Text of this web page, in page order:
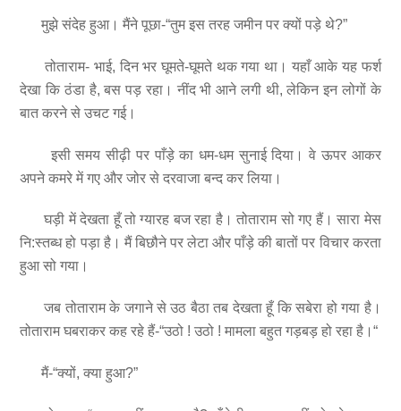
मुझे संदेह हुआ। मैंने पूछा-“तुम इस तरह जमीन पर क्यों पड़े थे?”
तोताराम- भाई, दिन भर घूमते-घूमते थक गया था। यहाँ आके यह फर्श
देखा कि ठंडा है, बस पड़ रहा। नींद भी आने लगी थी, लेकिन इन लोगों के
बात करने से उचट गई।
इसी समय सीढ़ी पर पाँड़े का धम-धम सुनाई दिया। वे ऊपर आकर
अपने कमरे में गए और जोर से दरवाजा बन्द कर लिया।
घड़ी में देखता हूँ तो ग्यारह बज रहा है। तोताराम सो गए हैं। सारा मेस
नि:स्तब्ध हो पड़ा है। मैं बिछौने पर लेटा और पाँड़े की बातों पर विचार करता
हुआ सो गया।
जब तोताराम के जगाने से उठ बैठा तब देखता हूँ कि सबेरा हो गया है।
तोताराम घबराकर कह रहे हैं-“उठो ! उठो ! मामला बहुत गड़बड़ हो रहा है।“
मैं-“क्यों, क्या हुआ?”